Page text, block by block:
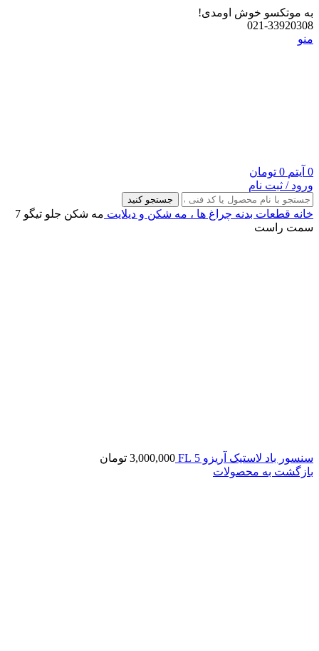
به موتکسو خوش اومدی!
021-33920308
منو
0 آیتم 0 تومان
ورود / ثبت نام
جستجو کنید
خانه قطعات بدنه چراغ‌ ها ، مه‌ شکن و دیلایت
مه شکن جلو تیگو 7
سمت راست
سنسور باد لاستیک آریزو 5 FL 3,000,000 تومان
بازگشت به محصولات